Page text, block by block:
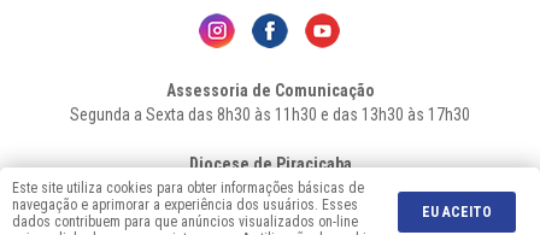
Assessoria de Comunicação
Segunda a Sexta das 8h30 às 11h30 e das 13h30 às 17h30
Diocese de Piracicaba
Av. Independência, 1146 – Bairro Higienópolis - Cep: 13.419-155 –
Piracicaba-SP - Fone: 19 2106-7556
Este site utiliza cookies para obter informações básicas de
navegação e aprimorar a experiência dos usuários. Esses
dados contribuem para que anúncios visualizados on-line
EU ACEITO